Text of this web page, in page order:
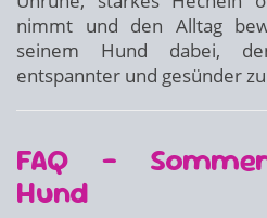
nimmt und den Alltag
seinem Hund dabei,
entspannter und gesünder
FAQ –
Hund